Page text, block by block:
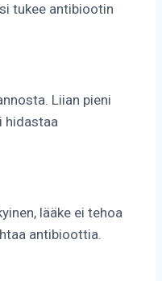
tukee antibiootin
Liian pieni
hidastaa
lääke ei tehoa
antibioottia.